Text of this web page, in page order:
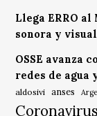
Llega ERRO
sonora y visual
OSSE avanza
redes de
aldosivi anses
Coronavirus